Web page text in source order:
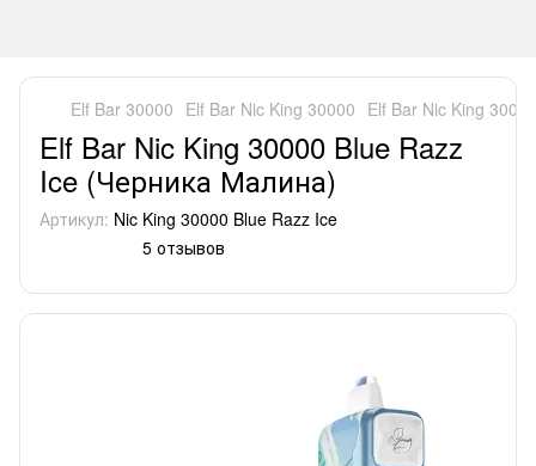
Elf Bar 30000 Elf Bar Nic King 30000 Elf Bar Nic King
Elf Bar Nic King 30000 Blue Razz
Ice (Черника Малина)
Артикул: Nic King 30000 Blue Razz Ice
5 отзывов